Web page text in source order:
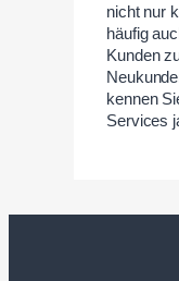
nicht nur
häufig
Kunden
kennen
Services